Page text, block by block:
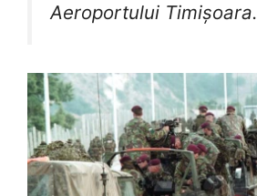
Aeroportului Timișoara.